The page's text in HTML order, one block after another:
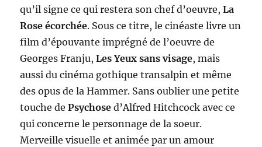
qu’il signe ce qui restera son chef d’oeuvre,La
Rose écorchée. Sous ce titre, le cinéaste livre un
film d’épouvante imprégné de l’oeuvre de
Georges Franju, Les Yeux sans visage, mais
aussi du cinéma gothique transalpin et même
des opus de la Hammer. Sans oublier une petite
touche dePsychose d’Alfred Hitchcock avec ce
qui concerne le personnage de la soeur.
Merveille visuelle et animée par un amour